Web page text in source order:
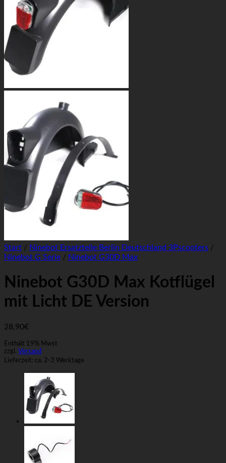
Start / Ninebot Ersatzteile Berlin Deutschland 3Pscooters /
Ninebot G Serie / Ninebot G30D Max
Ninebot G30D Max Kotflügel
mit Licht DE Version
28,90€
Enthält 19% Mwst
zzgl. Versand
Lieferzeit: ca. 2-3 Werktage